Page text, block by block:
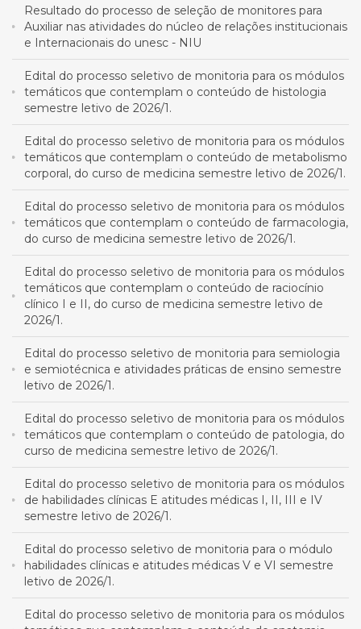
Resultado do processo de seleção de monitores para
Auxiliar nas atividades do núcleo de relações institucionais
e Internacionais do unesc - NIU
Edital do processo seletivo de monitoria para os módulos
temáticos que contemplam o conteúdo de histologia
semestre letivo de 2026/1.
Edital do processo seletivo de monitoria para os módulos
temáticos que contemplam o conteúdo de metabolismo
corporal, do curso de medicina semestre letivo de 2026/1.
Edital do processo seletivo de monitoria para os módulos
temáticos que contemplam o conteúdo de farmacologia,
do curso de medicina semestre letivo de 2026/1.
Edital do processo seletivo de monitoria para os módulos
temáticos que contemplam o conteúdo de raciocínio
clínico I e II, do curso de medicina semestre letivo de
2026/1.
Edital do processo seletivo de monitoria para semiologia
e semiotécnica e atividades práticas de ensino semestre
letivo de 2026/1.
Edital do processo seletivo de monitoria para os módulos
temáticos que contemplam o conteúdo de patologia, do
curso de medicina semestre letivo de 2026/1.
Edital do processo seletivo de monitoria para os módulos
de habilidades clínicas E atitudes médicas I, II, III e IV
semestre letivo de 2026/1.
Edital do processo seletivo de monitoria para o módulo
habilidades clínicas e atitudes médicas V e VI semestre
letivo de 2026/1.
Edital do processo seletivo de monitoria para os módulos